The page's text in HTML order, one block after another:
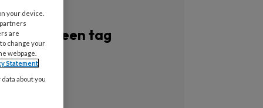
Filter op een tag
Alle tags
3d-print
your device.
are
change your
webpage.
Statement
about you